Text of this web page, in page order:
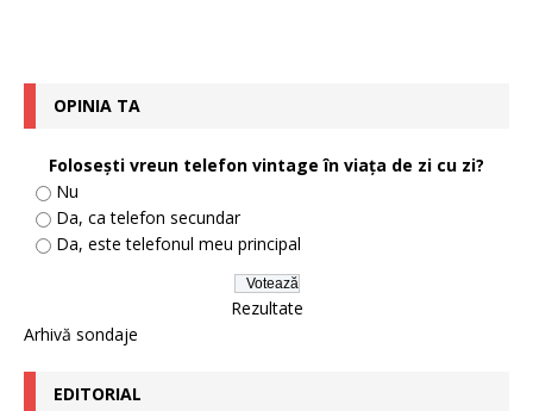
OPINIA TA
Foloseşti vreun telefon vintage în viaţa de zi cu zi?
Nu
Da, ca telefon secundar
Da, este telefonul meu principal
Rezultate
Arhivă sondaje
EDITORIAL